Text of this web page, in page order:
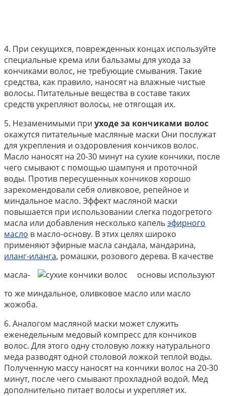
4. При секущихся, поврежденных концах используйте
специальные крема или бальзамы для ухода за
кончиками волос, не требующие смывания. Такие
средства, как правило, наносят на влажные чистые
волосы. Питательные вещества в составе таких
средств укрепляют волосы, не отягощая их.
5. Незаменимыми при уходе за кончиками волос
окажутся питательные масляные маски Они послужат
для укрепления и оздоровления кончиков волос.
Масло наносят на 20-30 минут на сухие кончики, после
чего смывают с помощью шампуня и проточной
воды. Против пересушенных кончиков хорошо
зарекомендовали себя оливковое, репейное и
миндальное масло. Эффект масляной маски
повышается при использовании слегка подогретого
масла или добавления несколько капельэфирного
масло в масло-основу. В этих целях широко
применяют эфирные масла сандала, мандарина,
иланг-иланга, ромашки, розового дерева. В качестве
масла-
основы используют
то же миндальное, оливковое масло или масло
жожоба.
6. Аналогом масляной маски может служить
еженедельным медовый компресс для кончиков
волос. Для этого одну столовую ложку натурального
меда разводят одной столовой ложкой теплой воды.
Полученную массу наносят на кончики волос на 20-30
минут, после чего смывают прохладной водой. Мед
дополнительно питает волосы и укрепляет их.